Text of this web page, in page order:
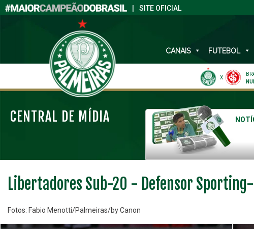
SITE OFICIAL
CANAIS FUTEBOL
X
CENTRAL DE MÍDIA
Libertadores Sub-20 - Defensor
Fotos: Fabio Menotti/Palmeiras/by Canon